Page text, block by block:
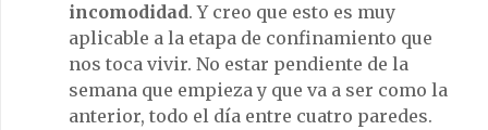
incomodidad. Y creo que esto es muy
aplicable a la etapa de confinamiento que
nos toca vivir. No estar pendiente de la
semana que empieza y que va a ser como la
anterior, todo el día entre cuatro paredes.